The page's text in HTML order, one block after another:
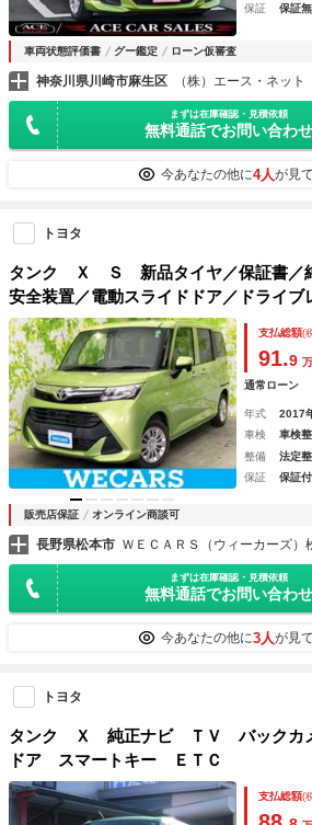
保証
保証無
車両状態評価書 グー鑑定 ローン仮審査
神奈川県川崎市麻生区 （株）エース・ネッ
まずは在庫確認・見積依頼
無料通話でお問い合わせ
今あなたの他に4人が見
トヨタ
タンク Ｘ Ｓ 新品タイヤ／保証書／
安全装置／電動スライドドア／ドライ
ｌｕｅｔｏｏｔｈ接続／ＡＢＳ／横滑り
グストップ／バックモニター／ワンセグ
支払総額(
91.9
通常ローン
年式 2017
車検
車検
整備
法定
保証
保証
販売店保証 オンライン商談可
長野県松本市 ＷＥＣＡＲＳ（ウィーカーズ）
まずは在庫確認・見積依頼
無料通話でお問い合わせ
今あなたの他に3人が見
トヨタ
タンク Ｘ 純正ナビ ＴＶ バックカ
ドア スマートキー ＥＴＣ
支払総額(